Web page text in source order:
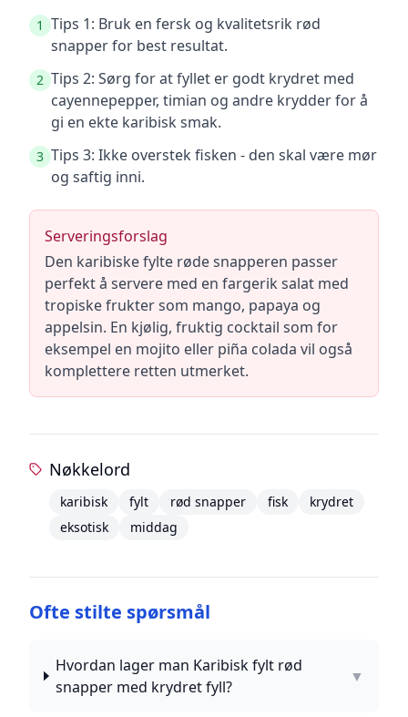
1 Tips 1: Bruk en fersk og kvalitetsrik rød
snapper for best resultat.
2 Tips 2: Sørg for at fyllet er godt krydret med
cayennepepper, timian og andre krydder for å
gi en ekte karibisk smak.
3 Tips 3: Ikke overstek fisken - den skal være mør
og saftig inni.
Serveringsforslag
Den karibiske fylte røde snapperen passer
perfekt å servere med en fargerik salat med
tropiske frukter som mango, papaya og
appelsin. En kjølig, fruktig cocktail som for
eksempel en mojito eller piña colada vil også
komplettere retten utmerket.
Nøkkelord
karibisk fylt rød snapper fisk
krydret
eksotisk
middag
Ofte stilte spørsmål
Hvordan lager man Karibisk fylt rød
snapper med krydret fyll?
▼